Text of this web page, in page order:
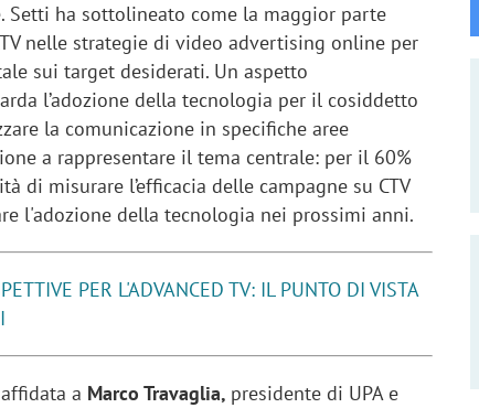
Setti ha sottolineato come la maggior parte
nelle strategie di video advertising online per
sui target desiderati. Un aspetto
l’adozione della tecnologia per il cosiddetto
la comunicazione in specifiche aree
a rappresentare il tema centrale: per il 60%
di misurare l’efficacia delle campagne su CTV
l'adozione della tecnologia nei prossimi anni.
PER L'ADVANCED TV: IL PUNTO DI VISTA
a Marco Travaglia, presidente di UPA e